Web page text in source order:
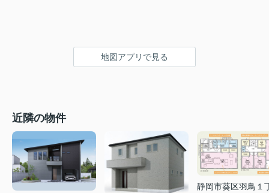
地図アプリで見る
近隣の物件
静岡市葵区羽鳥１